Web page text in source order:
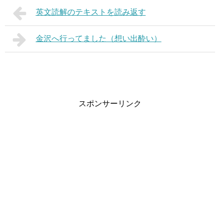
英文読解のテキストを読み返す
金沢へ行ってました（想い出酔い）
スポンサーリンク